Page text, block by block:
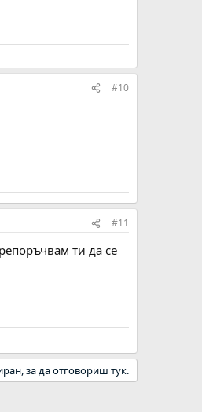
#10
#11
ти да се
за да отговориш тук.